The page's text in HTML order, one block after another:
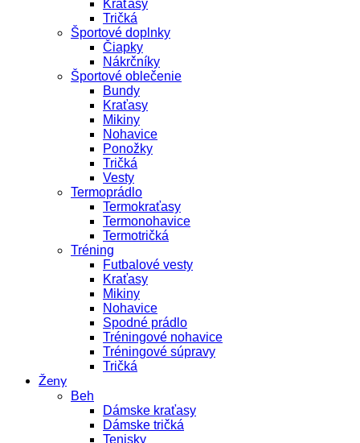
Kraťasy
Tričká
Športové doplnky
Čiapky
Nákrčníky
Športové oblečenie
Bundy
Kraťasy
Mikiny
Nohavice
Ponožky
Tričká
Vesty
Termoprádlo
Termokraťasy
Termonohavice
Termotričká
Tréning
Futbalové vesty
Kraťasy
Mikiny
Nohavice
Spodné prádlo
Tréningové nohavice
Tréningové súpravy
Tričká
Ženy
Beh
Dámske kraťasy
Dámske tričká
Tenisky